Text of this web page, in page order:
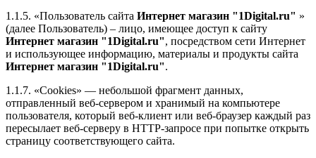
1.1.5. «Пользователь сайта Интернет магазин "1Digital.ru" »
(далее Пользователь) – лицо, имеющее доступ к сайту
Интернет магазин "1Digital.ru", посредством сети Интернет
и использующее информацию, материалы и продукты сайта
Интернет магазин "1Digital.ru".
1.1.7. «Cookies» — небольшой фрагмент данных,
отправленный веб-сервером и хранимый на компьютере
пользователя, который веб-клиент или веб-браузер каждый раз
пересылает веб-серверу в HTTP-запросе при попытке открыть
страницу соответствующего сайта.